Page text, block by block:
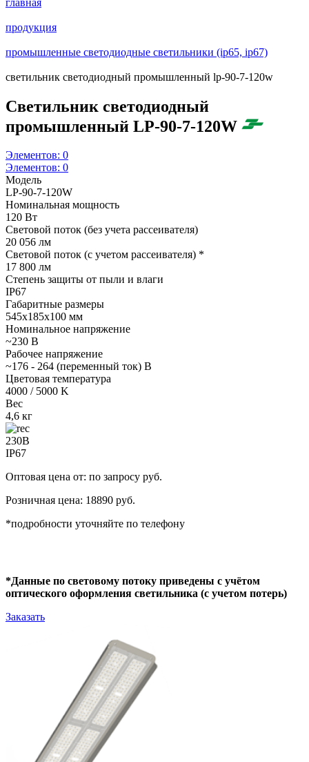
главная
продукция
промышленные светодиодные светильники (ip65, ip67)
светильник светодиодный промышленный lp-90-7-120w
Светильник светодиодный
промышленный LP-90-7-120W
Элементов: 0
Элементов: 0
Модель
LP-90-7-120W
Номинальная мощность
120 Вт
Световой поток (без учета рассеивателя)
20 056 лм
Световой поток (с учетом рассеивателя) *
17 800 лм
Степень защиты от пыли и влаги
IP67
Габаритные размеры
545х185х100 мм
Номинальное напряжение
~230 В
Рабочее напряжение
~176 - 264 (переменный ток) В
Цветовая температура
4000 / 5000 K
Вес
4,6 кг
230В
IP67
Оптовая цена от: по запросу руб.
Розничная цена: 18890 руб.
*подробности уточняйте по телефону
*Данные по световому потоку приведены с учётом
оптического оформления светильника (с учетом потерь)
Заказать